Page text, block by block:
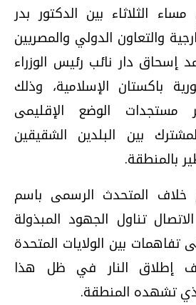
الثلاثاء بين الدكتور بدر
والتعاون الدولي والمصريين
إسحاق دار نائب رئيس الوزراء
باكستان الإسلامية، وذلك
الوضع الإقليمى
بين البلدين الشقيقين
بالمنطقة.
خلاف المتحدث الرسمى باسم
تناول الجهود المبذولة
تفاهمات بين الولايات المتحدة
إطلاق النار في ظل هذا
تشهده المنطقة.